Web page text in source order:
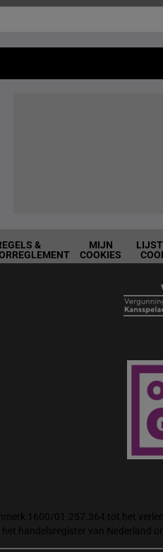
&
MIJN
COOKIES
1600/01.257.364 tot het
handelsregister van Nederland